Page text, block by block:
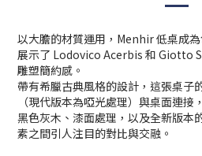
以大膽的材質運用，Menhir 低桌成
展示了 Lodovico Acerbis 和 Giotto
雕塑簡約感。
帶有希臘古典風格的設計，這張桌子
（現代版本為啞光處理）與桌面連接
黑色灰木、漆面處理，以及全新版本
素之間引人注目的對比與交融。